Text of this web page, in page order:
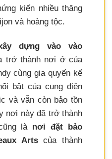
kiến nhiều thăng
và hoàng tộc.
dựng vào vào
trở thành nơi ở của
cùng gia quyến kể
bật của cung điện
và vẫn còn bảo tồn
nơi này đã trở thành
là nơi đặt bảo
Artscủa thành